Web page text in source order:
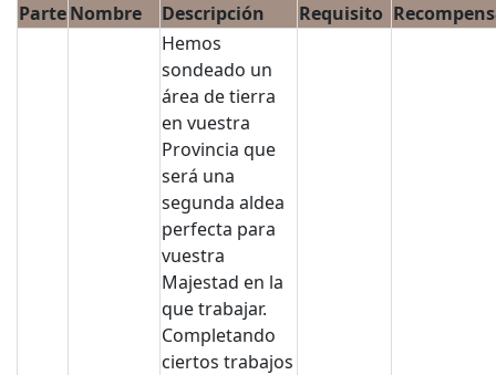
ParteNombre Descripción Requisito
Hemos
sondeado un
área de tierra
en vuestra
Provincia que
será una
segunda aldea
perfecta para
vuestra
Majestad en la
que trabajar.
Completando
ciertos trabajos